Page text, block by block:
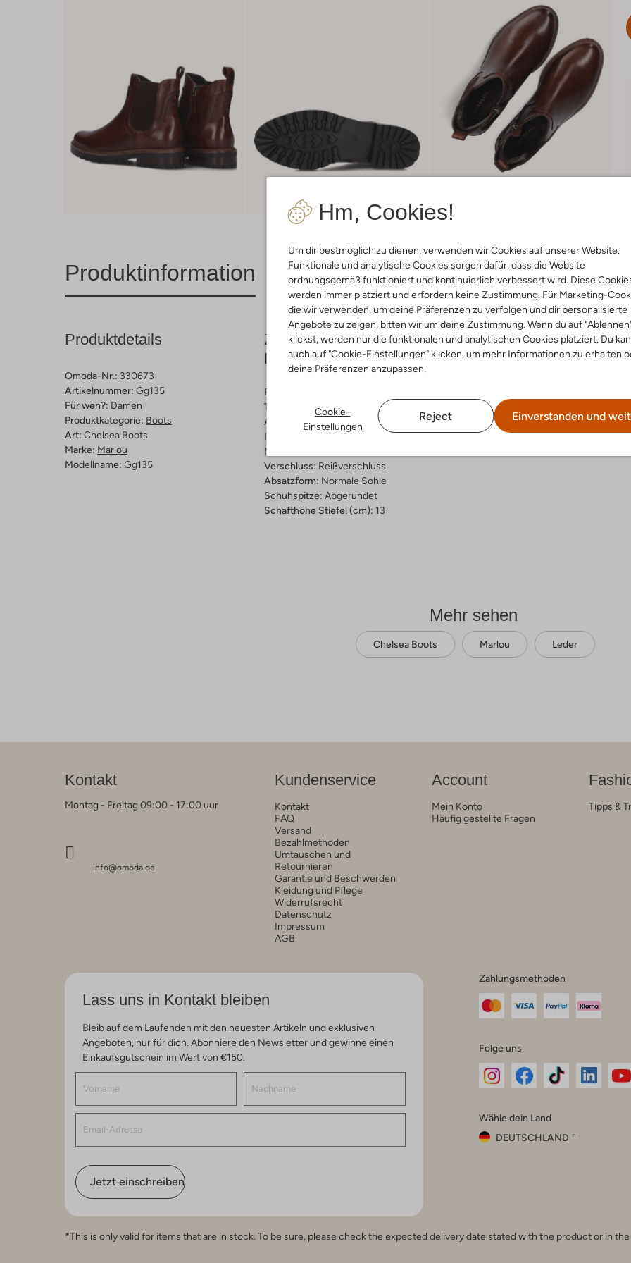
Hm, Cookies!
Um dir bestmöglich zu dienen, verwenden wir Cookies auf unserer Website.
Funktionale und analytische Cookies sorgen dafür, dass die Website
ordnungsgemäß funktioniert und kontinuierlich verbessert wird. Diese
werden immer platziert und erfordern keine Zustimmung. Für Marketing-
die wir verwenden, um deine Präferenzen zu verfolgen und dir personalisierte
Angebote zu zeigen, bitten wir um deine Zustimmung. Wenn du auf
klickst, werden nur die funktionalen und analytischen Cookies platziert. Du
auch auf "Cookie-Einstellungen" klicken, um mehr Informationen zu erhalten
deine Präferenzen anzupassen.
Cookie-
Einstellungen
Reject Einverstanden und
Produktinformation Lieferung & Rückgabe
Produktdetails
Omoda-Nr.: 330673
Artikelnummer: Gg135
Für wen?: Damen
Produktkategorie: Boots
Art: Chelsea Boots
Marke: Marlou
Modellname: Gg135
Zusammensetzung &
Passform
Farbe :
Trends:
Retro Revival
Außenmaterial:Leder
Innenmaterial:
Leder, Faux Fur
Material Sohle:
Verschluss: Reißverschluss
Absatzform: Normale Sohle
Schuhspitze: Abgerundet
Schafthöhe Stiefel (cm): 13
Mehr sehen
Chelsea Boots Marlou Leder
Kontakt
Montag - Freitag 09:00 - 17:00 uur
info@omoda.de
Kundenservice
Kontakt
FAQ
Versand
Bezahlmethoden
Umtauschen und
Retournieren
Garantie und Beschwerden
Kleidung und Pflege
Widerrufsrecht
Datenschutz
Impressum
AGB
Account
Mein Konto
Häufig gestellte Fragen
Tipps &
Lass uns in Kontakt bleiben
Bleib auf dem Laufenden mit den neuesten Artikeln und exklusiven
Angeboten, nur für dich. Abonniere den Newsletter und gewinne einen
Einkaufsgutschein im Wert von €150.
Jetzt einschreiben
Zahlungsmethoden
Folge uns
Instagram
Facebook
TikTok
Wähle dein Land
DEUTSCHLAND
Belgique
*This is only valid for items that are in stock. To be sure, please check the expected delivery date stated with the product or in